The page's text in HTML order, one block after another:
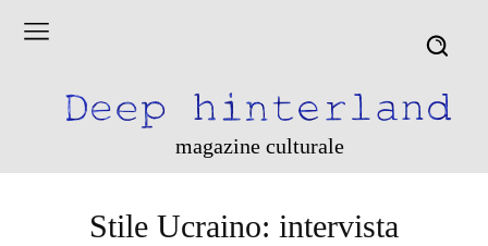
magazine culturale
Stile Ucraino: intervista